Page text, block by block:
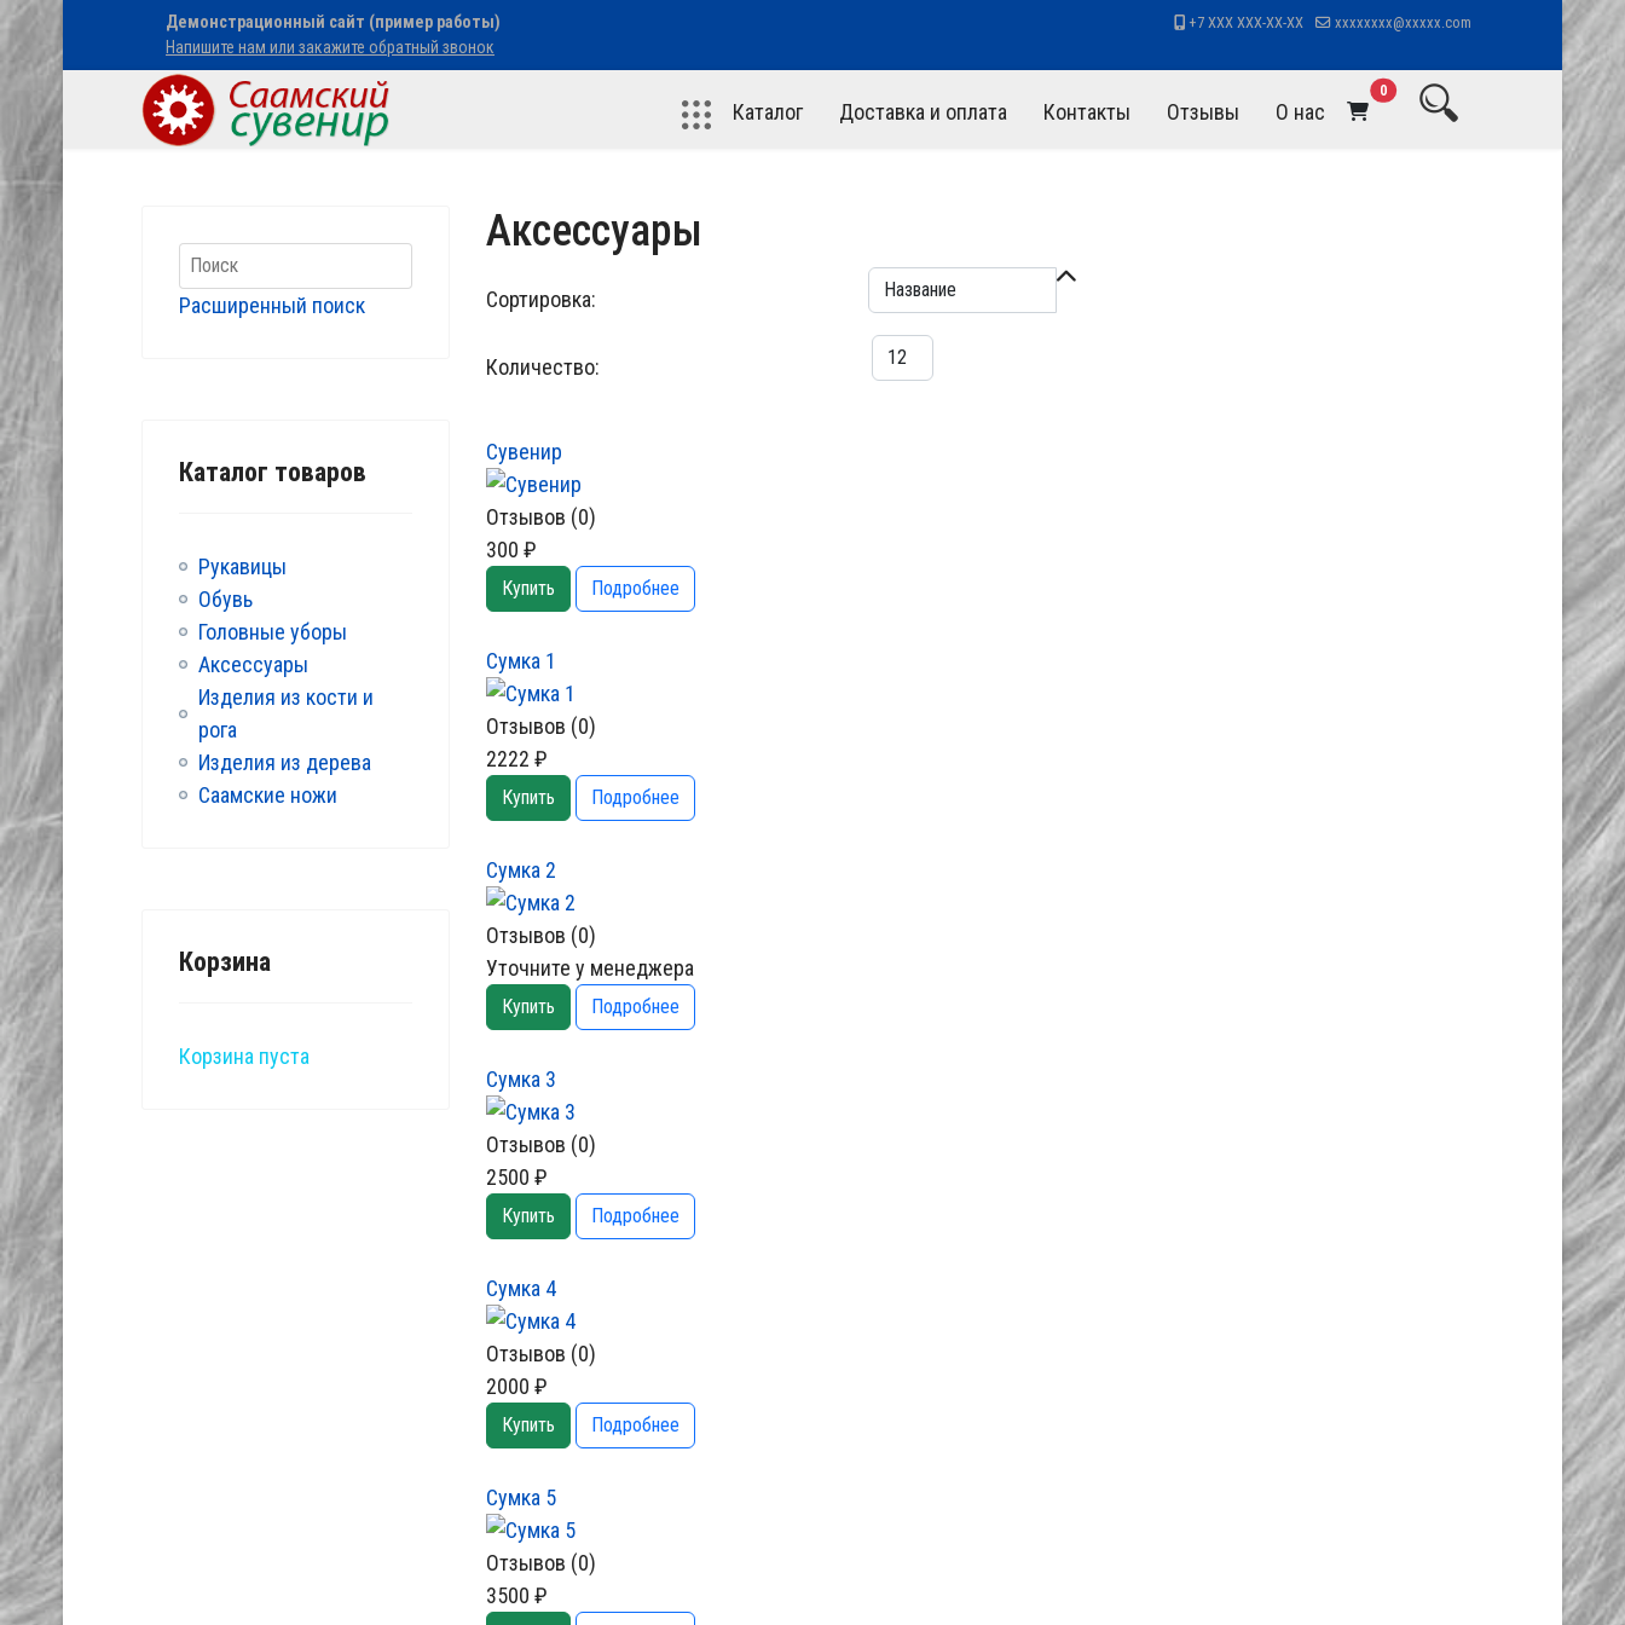
Демонстрационный сайт (пример работы)
Напишите нам или закажите обратный звонок
+7 XXX XXX-XX-XX xxxxxxxx@xxxxx.com
Каталог Доставка и оплата Контакты Отзывы О нас
0В корзину
Расширенный поиск
Каталог товаров
Рукавицы
Обувь
Головные уборы
Аксессуары
Изделия из кости и
рога
Изделия из дерева
Саамские ножи
Корзина
Корзина пуста
Аксессуары
Сортировка:
Количество:
Сувенир
Отзывов (0)
300 ₽
Купить Подробнее
Сумка 1
Отзывов (0)
2222 ₽
Купить Подробнее
Сумка 2
Отзывов (0)
Уточните у менеджера
Купить Подробнее
Сумка 3
Отзывов (0)
2500 ₽
Купить Подробнее
Сумка 4
Отзывов (0)
2000 ₽
Купить Подробнее
Сумка 5
Отзывов (0)
3500 ₽